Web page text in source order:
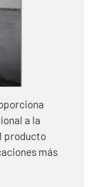
a la
producto
más